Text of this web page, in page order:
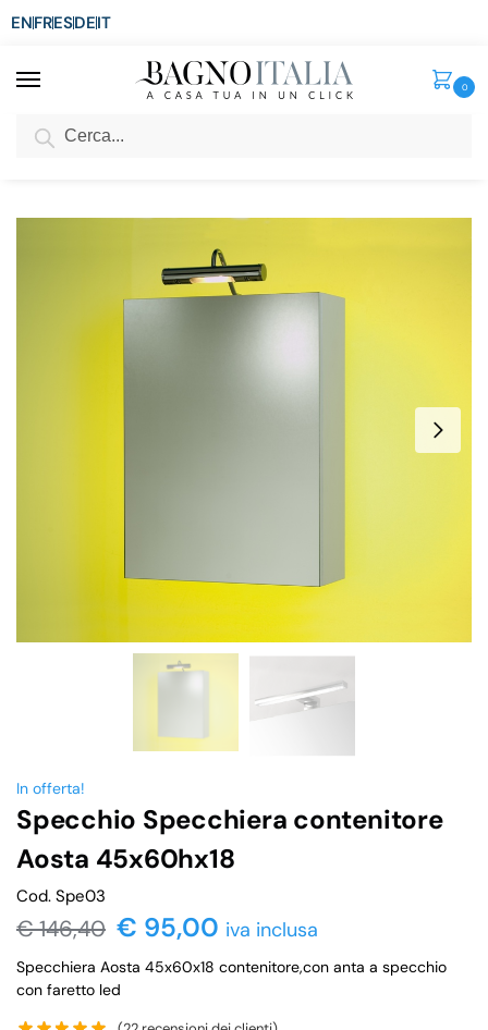
ENFRESDEIT
0
SCONTO del 3%
In offerta!
Specchio Specchiera contenitore
Aosta 45x60hx18
Cod. Spe03
€146,40 € 95,00 iva inclusa
Specchiera Aosta 45x60x18 contenitore,con anta a specchio
con faretto led